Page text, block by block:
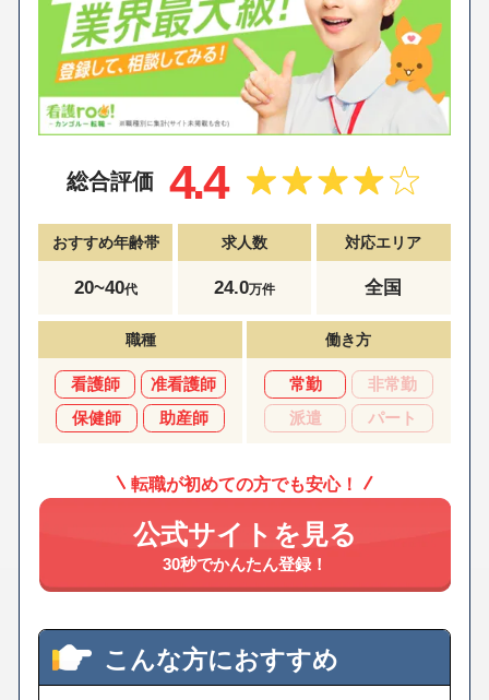
総合評価 4.4
おすすめ年齢帯
20~40代
求人数
24.0万件
対応エリア
全国
職種
看護師
准看護師
保健師
助産師
働き方
常勤
非常勤
派遣
パート
転職が初めての方でも安心！
公式サイトを見る
30秒でかんたん登録！
こんな方におすすめ